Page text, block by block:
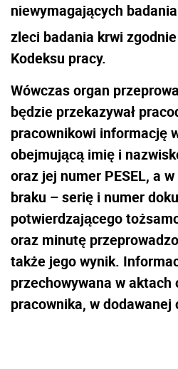
niewymagających
zleci badania krwi
Kodeksu pracy.
Wówczas organ
będzie przekazywał
pracownikowi informację
obejmującą imię i
oraz jej numer PESEL, a
braku – serię i numer
potwierdzającego
oraz minutę
także jego wynik.
przechowywana w aktach
pracownika, w dodawanej